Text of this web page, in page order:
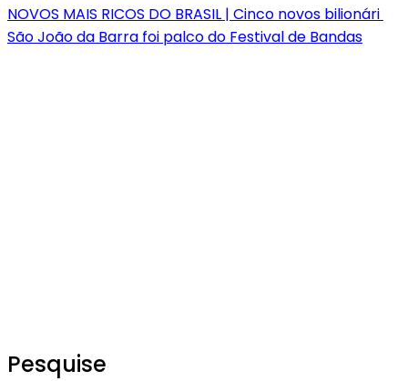
NOVOS MAIS RICOS DO BRASIL | Cinco novos bilionári
São João da Barra foi palco do Festival de Bandas
Pesquise